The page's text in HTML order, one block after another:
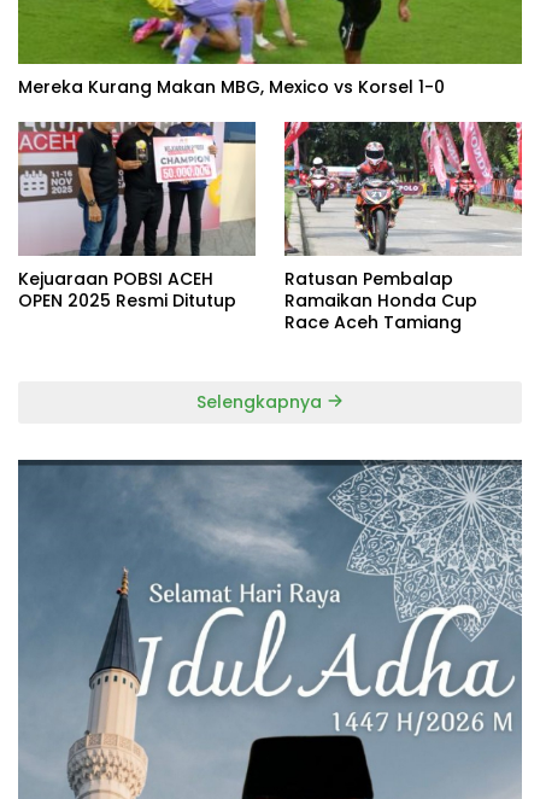
Mereka Kurang Makan MBG, Mexico vs Korsel 1-0
Kejuaraan POBSI ACEH
OPEN 2025 Resmi Ditutup
Ratusan Pembalap
Ramaikan Honda Cup
Race Aceh Tamiang
Selengkapnya